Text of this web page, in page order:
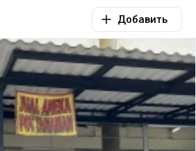
Добавить